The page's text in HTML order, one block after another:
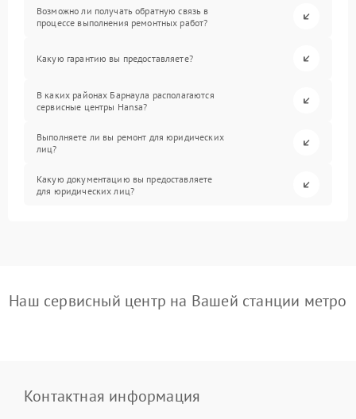
Возможно ли получать обратную связь в
процессе выполнения ремонтных работ?
Какую гарантию вы предоставляете?
В каких районах Барнаула располагаются
сервисные центры Hansa?
Выполняете ли вы ремонт для юридических
лиц?
Какую документацию вы предоставляете
для юридических лиц?
Наш сервисный центр на Вашей станции метро
Контактная информация